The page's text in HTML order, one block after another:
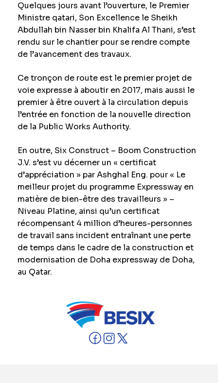
Quelques jours avant l’ouverture, le Premier
Ministre qatari, Son Excellence le Sheikh
Abdullah bin Nasser bin Khalifa Al Thani, s’est
rendu sur le chantier pour se rendre compte
de l’avancement des travaux.
Ce tronçon de route est le premier projet de
voie expresse à aboutir en 2017, mais aussi le
premier à être ouvert à la circulation depuis
l’entrée en fonction de la nouvelle direction
de la Public Works Authority.
En outre, Six Construct – Boom Construction
J.V. s’est vu décerner un « certificat
d’appréciation » par Ashghal Eng. pour « Le
meilleur projet du programme Expressway en
matière de bien-être des travailleurs » –
Niveau Platine, ainsi qu’un certificat
récompensant 4 million d’heures-personnes
de travail sans incident entraînant une perte
de temps dans le cadre de la construction et
modernisation de Doha expressway de Doha,
au Qatar.